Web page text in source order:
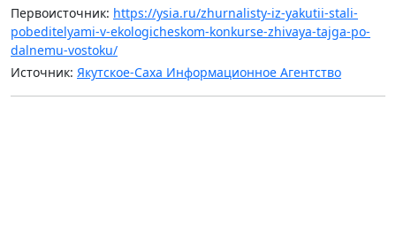
Первоисточник: https://ysia.ru/zhurnalisty-iz-yakutii-stali-
pobeditelyami-v-ekologicheskom-konkurse-zhivaya-tajga-po-
dalnemu-vostoku/
Источник: Якутское-Саха Информационное Агентство